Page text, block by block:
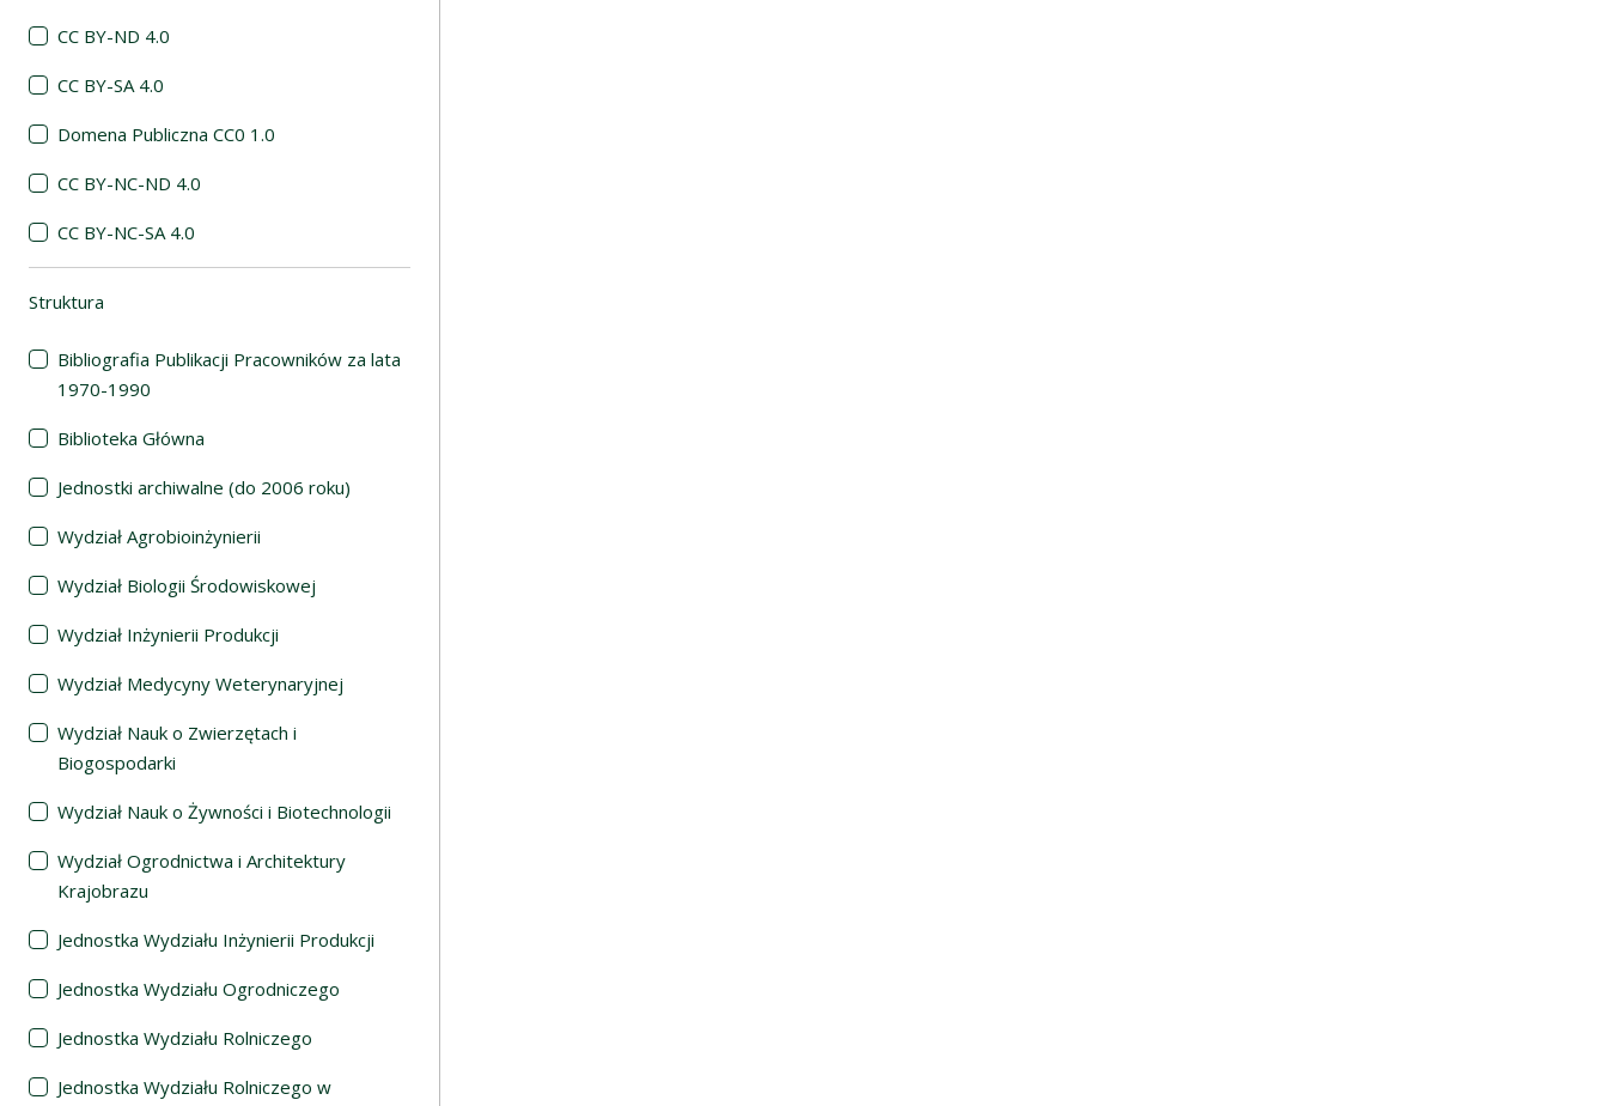
CC BY-ND 4.0
CC BY-SA 4.0
Domena Publiczna CC0 1.0
CC BY-NC-ND 4.0
CC BY-NC-SA 4.0
Struktura
Bibliografia Publikacji Pracowników za lata
1970-1990
Biblioteka Główna
Jednostki archiwalne (do 2006 roku)
Wydział Agrobioinżynierii
Wydział Biologii Środowiskowej
Wydział Inżynierii Produkcji
Wydział Medycyny Weterynaryjnej
Wydział Nauk o Zwierzętach i
Biogospodarki
Wydział Nauk o Żywności i Biotechnologii
Wydział Ogrodnictwa i Architektury
Krajobrazu
Jednostka Wydziału Inżynierii Produkcji
Jednostka Wydziału Ogrodniczego
Jednostka Wydziału Rolniczego
Jednostka Wydziału Rolniczego w